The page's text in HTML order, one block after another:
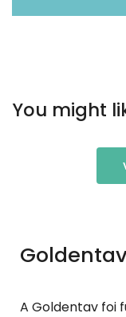
You might
A Goldentav foi